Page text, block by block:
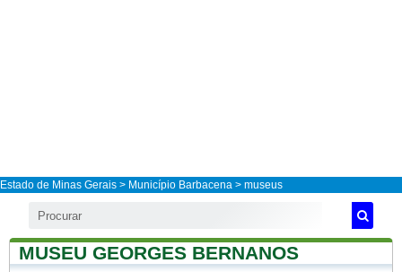
Estado de Minas Gerais > Município Barbacena > museus
MUSEU GEORGES BERNANOS